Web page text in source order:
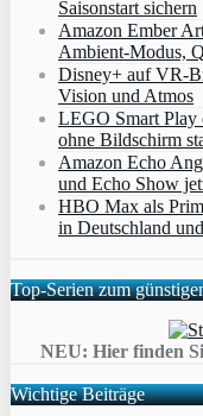
Saisonstart sichern
Amazon Ember
Ambient‑Modus,
Disney+ auf VR-
Vision und Atmos
LEGO Smart Play
ohne Bildschirm
Amazon Echo
und Echo Show
HBO Max als
in Deutschland
Top-Serien zum
NEU: Hier finden
Wichtige Beiträge